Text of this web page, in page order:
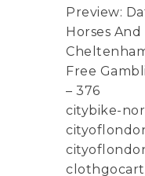
Preview:
Horses
Free
– 376
citybike-